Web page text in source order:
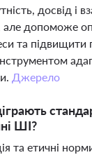
досвід і
допоможе
та підвищити
Джерело
ШІ?
та етичні